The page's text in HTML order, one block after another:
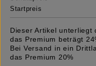
Startpreis
Dieser Artikel unterliegt
das Premium beträgt
Bei Versand in ein
das Premium 20%